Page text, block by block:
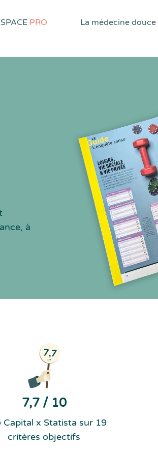
PRO La médecine douce
à
7,7 / 10
Capital x Statista sur 19
critères objectifs